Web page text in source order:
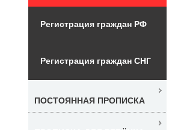
Регистрация граждан РФ
Регистрация граждан СНГ
ПОСТОЯННАЯ ПРОПИСКА